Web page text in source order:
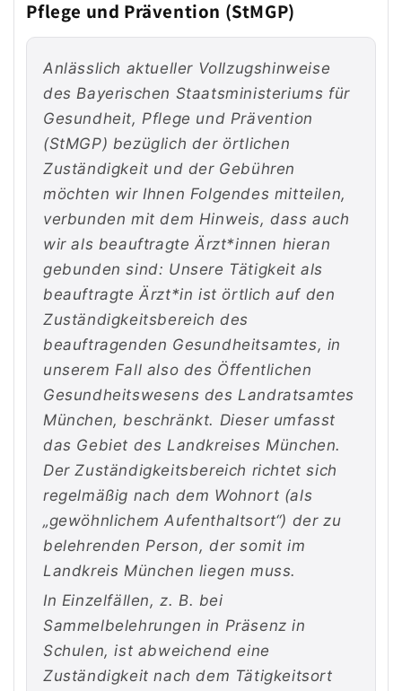
Pflege und Prävention (StMGP)
Anlässlich aktueller Vollzugshinweise
des Bayerischen Staatsministeriums für
Gesundheit, Pflege und Prävention
(StMGP) bezüglich der örtlichen
Zuständigkeit und der Gebühren
möchten wir Ihnen Folgendes mitteilen,
verbunden mit dem Hinweis, dass auch
wir als beauftragte Ärzt*innen hieran
gebunden sind: Unsere Tätigkeit als
beauftragte Ärzt*in ist örtlich auf den
Zuständigkeitsbereich des
beauftragenden Gesundheitsamtes, in
unserem Fall also des Öffentlichen
Gesundheitswesens des Landratsamtes
München, beschränkt. Dieser umfasst
das Gebiet des Landkreises München.
Der Zuständigkeitsbereich richtet sich
regelmäßig nach dem Wohnort (als
„gewöhnlichem Aufenthaltsort“) der zu
belehrenden Person, der somit im
Landkreis München liegen muss.
In Einzelfällen, z. B. bei
Sammelbelehrungen in Präsenz in
Schulen, ist abweichend eine
Zuständigkeit nach dem Tätigkeitsort